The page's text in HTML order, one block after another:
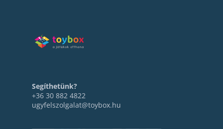
Segíthetünk?
+36 30 882 4822
ugyfelszolgalat@toybox.hu